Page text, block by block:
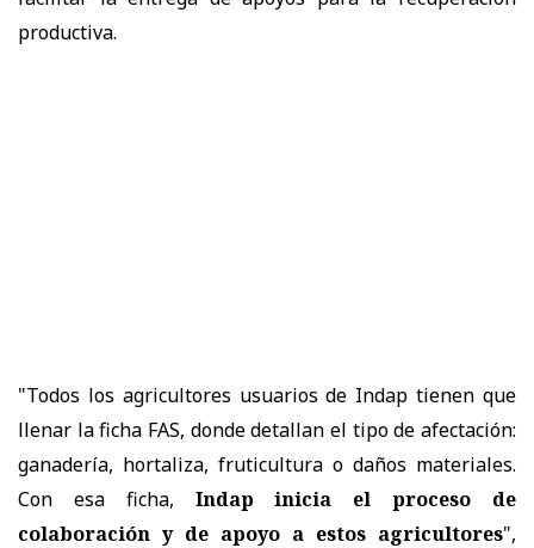
productiva.
"Todos los agricultores usuarios de Indap tienen que
llenar la ficha FAS, donde detallan el tipo de afectación:
ganadería, hortaliza, fruticultura o daños materiales.
Con esa ficha, Indap inicia el proceso de
colaboración y de apoyo a estos agricultores",